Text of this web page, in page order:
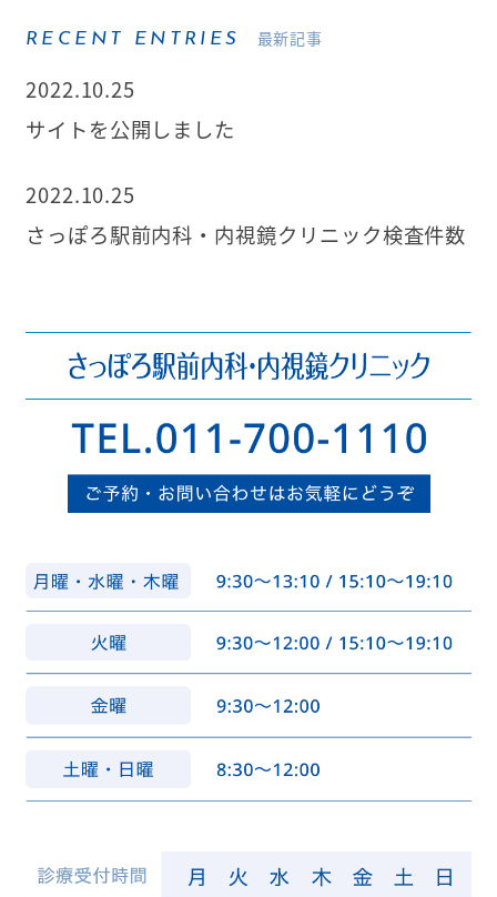
RECENT ENTRIES 最新記事
2022.10.25
サイトを公開しました
2022.10.25
さっぽろ駅前内科・内視鏡クリニック検査件数